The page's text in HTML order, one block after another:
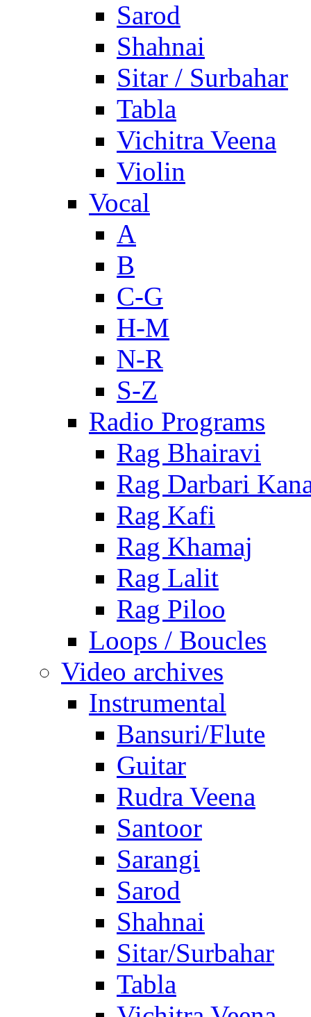
Sarod
Shahnai
Sitar / Surbahar
Tabla
Vichitra Veena
Violin
Vocal
A
B
C-G
H-M
N-R
S-Z
Radio Programs
Rag Bhairavi
Rag Darbari
Rag Kafi
Rag Khamaj
Rag Lalit
Rag Piloo
Loops / Boucles
Video archives
Instrumental
Bansuri/Flute
Guitar
Rudra Veena
Santoor
Sarangi
Sarod
Shahnai
Sitar/Surbahar
Tabla